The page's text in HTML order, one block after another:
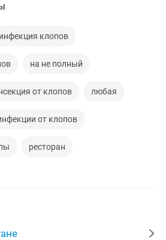
клопов
на не полный
от клопов любая
от клопов
ресторан